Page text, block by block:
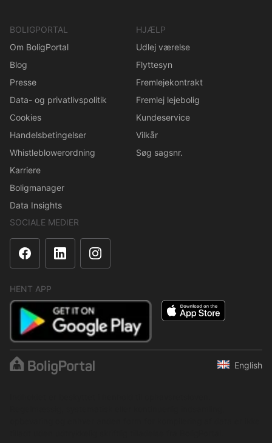
BOLIGPORTAL
Om BoligPortal
Blog
Presse
Data- og privatlivspolitik
Cookies
Handelsbetingelser
Whistleblowerordning
Karriere
Boligmanager
Data Insights
HJÆLP
Udlej værelse
Flyttesyn
Fremlejekontrakt
Fremlej lejebolig
Kundeservice
Vilkår
Søg sagsnr.
SOCIALE MEDIER
HENT APP
English